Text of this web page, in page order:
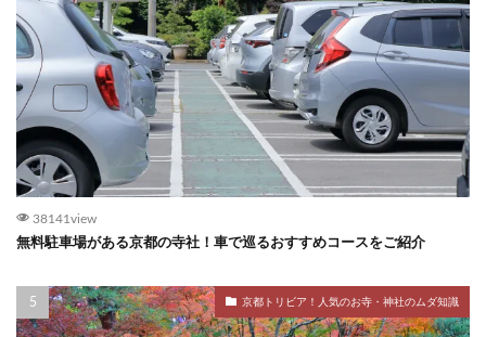
38141view
無料駐車場がある京都の寺社！車で巡るおすすめコースをご紹介
京都トリビア！人気のお寺・神社のムダ知識